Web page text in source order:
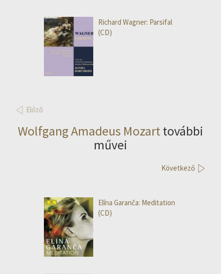
Richard Wagner: Parsifal
(CD)
Előző
Wolfgang Amadeus Mozarttovábbi
művei
Következő
Elīna Garanča: Meditation
(CD)